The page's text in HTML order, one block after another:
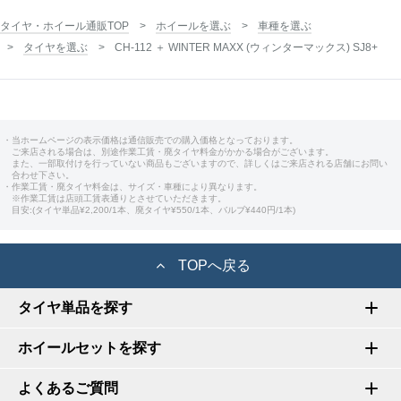
タイヤ・ホイール通販TOP ホイールを選ぶ
車種を選ぶ
タイヤを選ぶ
CH-112 ＋ WINTER MAXX (ウィンターマックス) SJ8+
・当ホームページの表示価格は通信販売での購入価格となっております。
ご来店される場合は、別途作業工賃・廃タイヤ料金がかかる場合がございます。
また、一部取付けを行っていない商品もございますので、詳しくはご来店される店舗にお問い
合わせ下さい。
・作業工賃・廃タイヤ料金は、サイズ・車種により異なります。
※作業工賃は店頭工賃表通りとさせていただきます。
目安:(タイヤ単品¥2,200/1本、廃タイヤ¥550/1本、バルブ¥440円/1本)
TOPへ戻る
タイヤ単品を探す
ホイールセットを探す
よくあるご質問